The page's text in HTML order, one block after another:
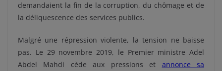
demandaient la fin de la corruption, du chômage et de
la déliquescence des services publics.
Malgré une répression violente, la tension ne baisse
pas. Le 29 novembre 2019, le Premier ministre Adel
Abdel Mahdi cède aux pressions et annonce sa